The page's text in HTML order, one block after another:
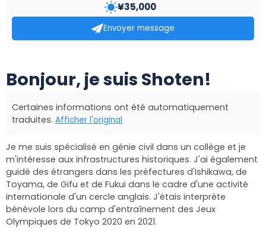
Bonjour, je suis Shoten!
Certaines informations ont été automatiquement
traduites. Afficher l'original
Je me suis spécialisé en génie civil dans un collège et je
m'intéresse aux infrastructures historiques. J'ai également
guidé des étrangers dans les préfectures d'Ishikawa, de
Toyama, de Gifu et de Fukui dans le cadre d'une activité
internationale d'un cercle anglais. J'étais interprète
bénévole lors du camp d'entraînement des Jeux
Olympiques de Tokyo 2020 en 2021.
¥35,000
Envoyer message